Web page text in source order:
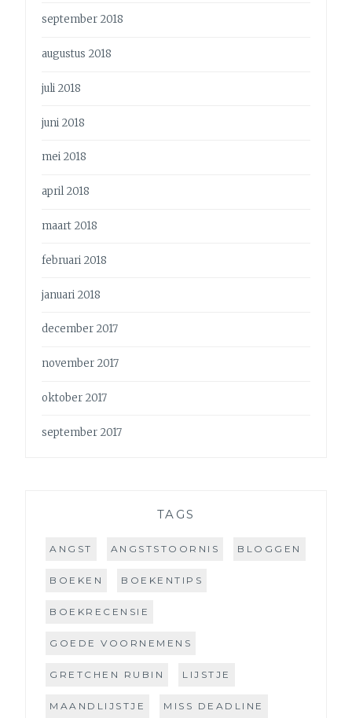
september 2018
augustus 2018
juli 2018
juni 2018
mei 2018
april 2018
maart 2018
februari 2018
januari 2018
december 2017
november 2017
oktober 2017
september 2017
TAGS
ANGST ANGSTSTOORNIS BLOGGEN
BOEKEN BOEKENTIPS
BOEKRECENSIE
GOEDE VOORNEMENS
GRETCHEN RUBIN LIJSTJE
MAANDLIJSTJE MISS DEADLINE